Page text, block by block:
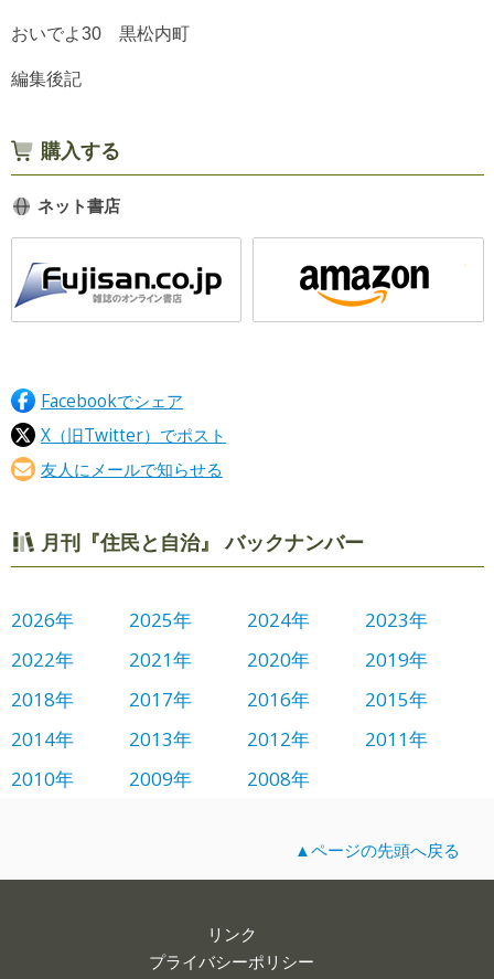
おいでよ30 黒松内町
編集後記
購入する
ネット書店
Facebookでシェア
X（旧Twitter）でポスト
友人にメールで知らせる
月刊『住民と自治』 バックナンバー
2026年 2025年 2024年
2023年
2022年
2021年 2020年
2019年
2018年
2017年 2016年
2015年
2014年
2013年 2012年
2011年
2010年
2009年 2008年
▲ページの先頭へ戻る
リンク
プライバシーポリシー